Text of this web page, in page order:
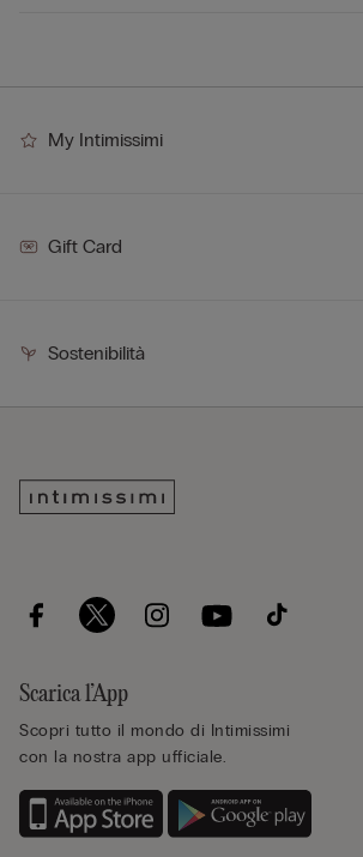
My Intimissimi
Gift Card
Sostenibilità
Scarica l’App
Scopri tutto il mondo di Intimissimi
con la nostra app ufficiale.